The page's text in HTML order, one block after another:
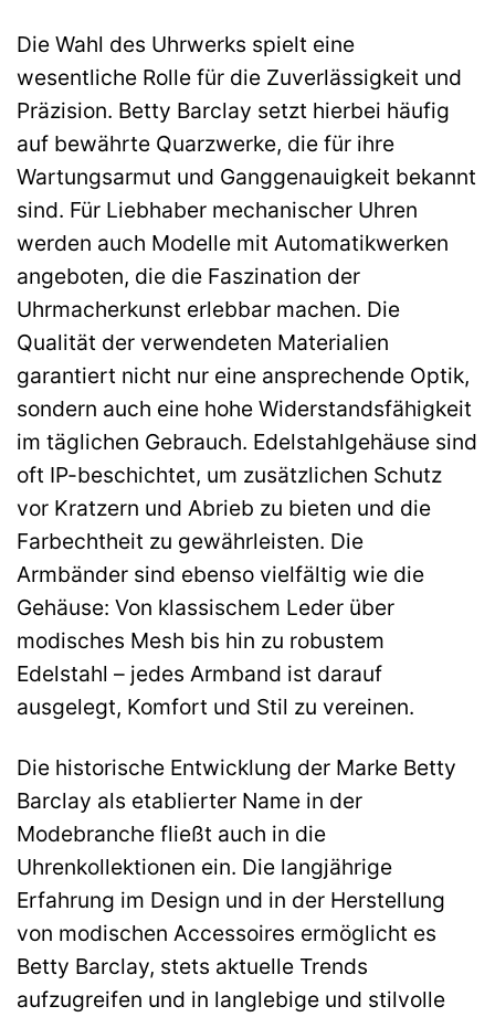
Die Wahl des Uhrwerks spielt eine
wesentliche Rolle für die Zuverlässigkeit und
Präzision. Betty Barclay setzt hierbei häufig
auf bewährte Quarzwerke, die für ihre
Wartungsarmut und Ganggenauigkeit bekannt
sind. Für Liebhaber mechanischer Uhren
werden auch Modelle mit Automatikwerken
angeboten, die die Faszination der
Uhrmacherkunst erlebbar machen. Die
Qualität der verwendeten Materialien
garantiert nicht nur eine ansprechende Optik,
sondern auch eine hohe Widerstandsfähigkeit
im täglichen Gebrauch. Edelstahlgehäuse sind
oft IP-beschichtet, um zusätzlichen Schutz
vor Kratzern und Abrieb zu bieten und die
Farbechtheit zu gewährleisten. Die
Armbänder sind ebenso vielfältig wie die
Gehäuse: Von klassischem Leder über
modisches Mesh bis hin zu robustem
Edelstahl – jedes Armband ist darauf
ausgelegt, Komfort und Stil zu vereinen.
Die historische Entwicklung der Marke Betty
Barclay als etablierter Name in der
Modebranche fließt auch in die
Uhrenkollektionen ein. Die langjährige
Erfahrung im Design und in der Herstellung
von modischen Accessoires ermöglicht es
Betty Barclay, stets aktuelle Trends
aufzugreifen und in langlebige und stilvolle